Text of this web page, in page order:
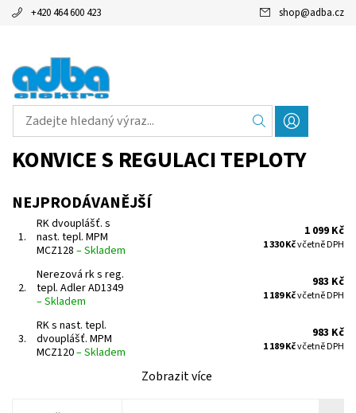
+420 464 600 423 shop@adba.cz
KONVICE S REGULACI TEPLOTY
NEJPRODÁVANĚJŠÍ
1.
RK dvouplášť. s
nast. tepl. MPM
MCZ128 –Skladem
1 099 Kč
1 330 Kčvčetně DPH
2.
Nerezová rk s reg.
tepl. Adler AD1349
–Skladem
983 Kč
1 189 Kčvčetně DPH
3.
RK s nast. tepl.
dvouplášť. MPM
MCZ120–Skladem
983 Kč
1 189 Kčvčetně DPH
Zobrazit více